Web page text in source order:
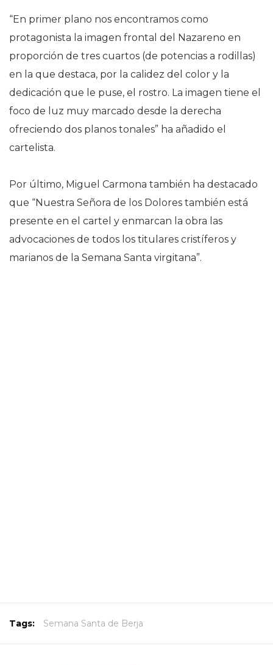
“En primer plano nos encontramos como
protagonista la imagen frontal del Nazareno en
proporción de tres cuartos (de potencias a rodillas)
en la que destaca, por la calidez del color y la
dedicación que le puse, el rostro. La imagen tiene el
foco de luz muy marcado desde la derecha
ofreciendo dos planos tonales” ha añadido el
cartelista.
Por último, Miguel Carmona también ha destacado
que “Nuestra Señora de los Dolores también está
presente en el cartel y enmarcan la obra las
advocaciones de todos los titulares cristíferos y
marianos de la Semana Santa virgitana”.
Tags: Semana Santa de Berja